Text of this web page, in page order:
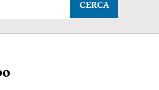
CERCA